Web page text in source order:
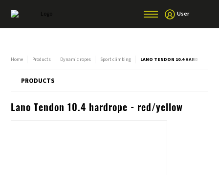
User
Home Products Dynamic ropes Sport climbing LANO TENDON 10.4 HARDROPE -
PRODUCTS
Lano Tendon 10.4 hardrope - red/yellow